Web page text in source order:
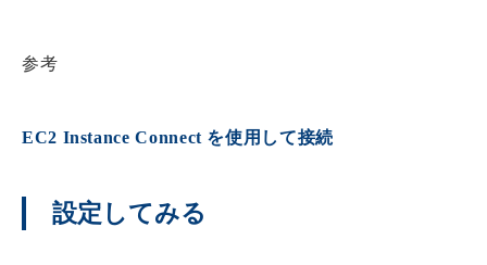
参考
EC2 Instance Connect を使用して接続
設定してみる